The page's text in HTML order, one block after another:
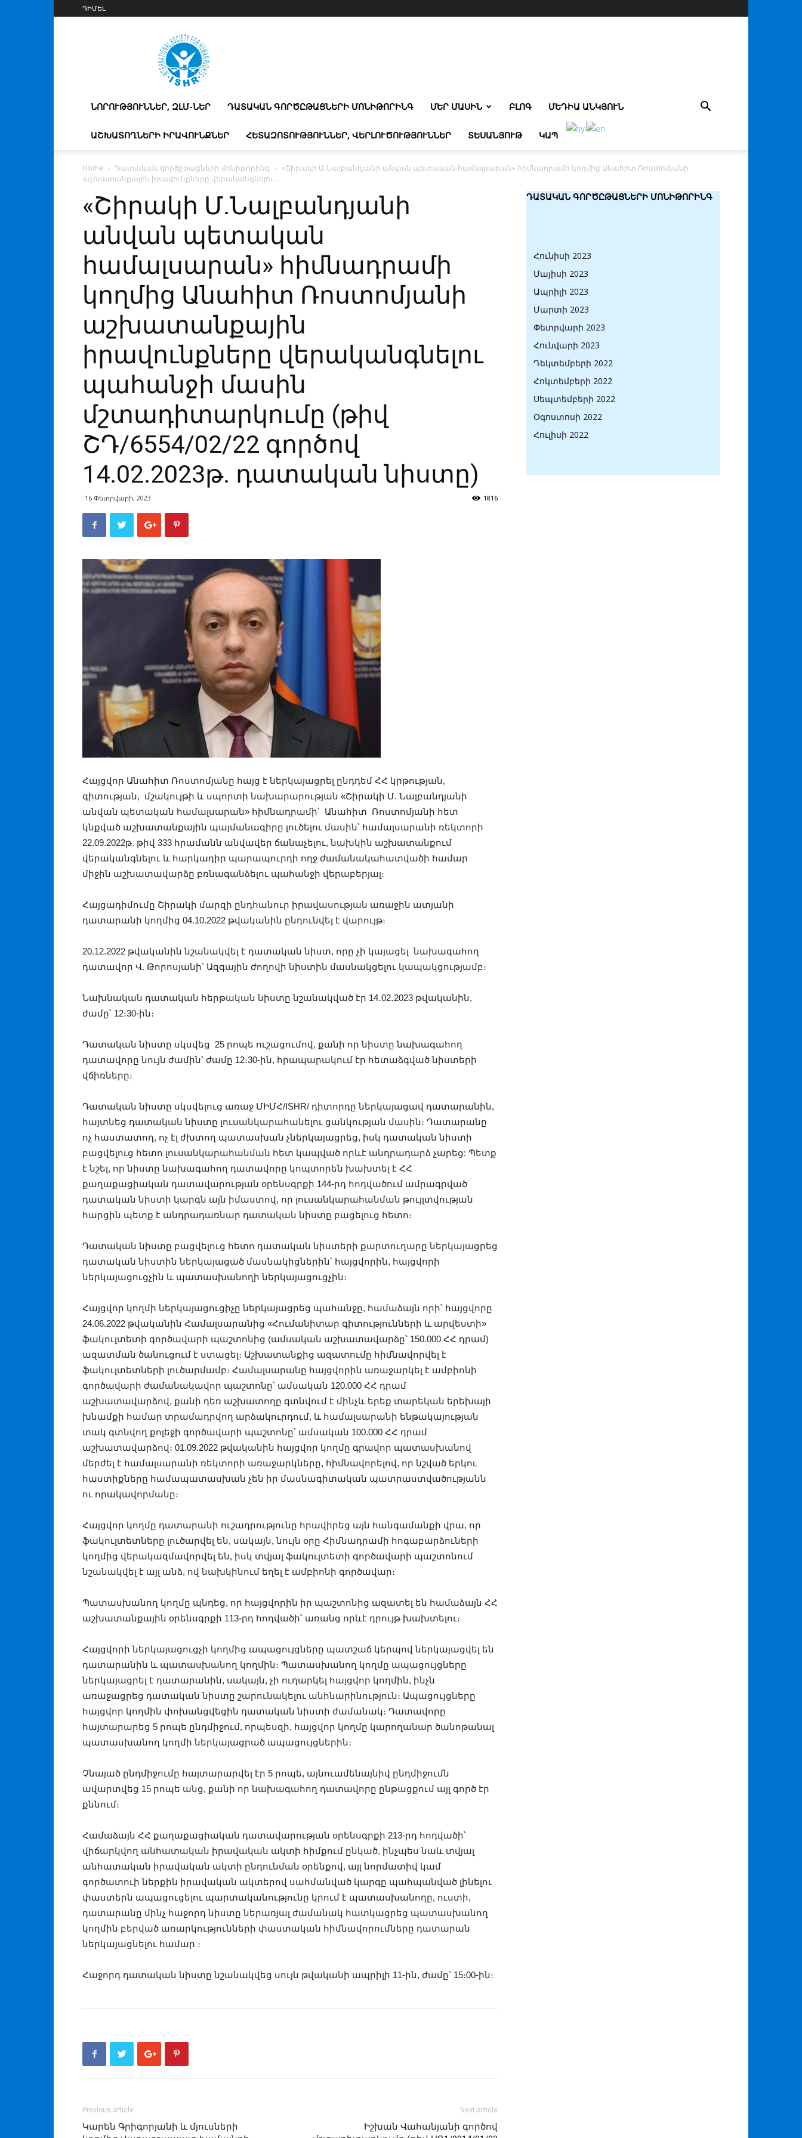
ԴԻՄԵԼ
ՆՈՐՈՒԹՅՈՒՆՆԵՐ, ԶԼՄ-ՆԵՐ ԴԱՏԱԿԱՆ ԳՈՐԾԸԹԱՑՆԵՐԻ ՄՈՆԻԹՈՐԻՆԳ ՄԵՐ ՄԱՍԻՆ ԲԼՈԳ ՄԵԴԻԱ ԱՆԿՅՈՒՆ
ԱՇԽԱՏՈՂՆԵՐԻ ԻՐԱՎՈՒՆՔՆԵՐ ՀԵՏԱԶՈՏՈՒԹՅՈՒՆՆԵՐ, ՎԵՐԼՈՒԾՈՒԹՅՈՒՆՆԵՐ ՏԵՍԱՆՅՈՒԹ ԿԱՊ
Home Դատական գործըթացների մոնիթորինգ
«Շիրակի Մ.Նալբանդյանի անվան պետական համալսարան» հիմնադրամի կողմից Անահիտ Ռոստոմյանի
աշխատանքային իրավունքները վերականգնելու...
«Շիրակի Մ.Նալբանդյանի
անվան պետական
համալսարան» հիմնադրամի
կողմից Անահիտ Ռոստոմյանի
աշխատանքային
իրավունքները վերականգնելու
պահանջի մասին
մշտադիտարկումը (թիվ
ՇԴ/6554/02/22 գործով
14.02.2023թ. դատական նիստը)
16 Փետրվարի, 2023 1816
Հայցվոր Անահիտ Ռոստոմյանը հայց է ներկայացրել ընդդեմ ՀՀ կրթության,
գիտության, մշակույթի և սպորտի նախարարության «Շիրակի Մ. Նալբանդյանի
անվան պետական համալսարան» հիմնադրամի՝ Անահիտ Ռոստոմյանի հետ
կնքված աշխատանքային պայմանագիրը լուծելու մասին՝ համալսարանի ռեկտորի
22.09.2022թ. թիվ 333 հրամանն անվավեր ճանաչելու, նախկին աշխատանքում
վերականգնելու և հարկադիր պարապուրդի ողջ ժամանակահատվածի համար
միջին աշխատավարձը բռնագանձելու պահանջի վերաբերյալ։
Հայցադիմումը Շիրակի մարզի ընդհանուր իրավասության առաջին ատյանի
դատարանի կողմից 04.10.2022 թվականին ընդունվել է վարույթ։
20.12.2022 թվականին նշանակվել է դատական նիստ, որը չի կայացել նախագահող
դատավոր Վ. Թորոսյանի՝ Ազգային ժողովի նիստին մասնակցելու կապակցությամբ։
Նախնական դատական հերթական նիստը նշանակված էր 14․02․2023 թվականին,
ժամը՝ 12։30-ին։
Դատական նիստը սկսվեց 25 րոպե ուշացումով, քանի որ նիստը նախագահող
դատավորը նույն ժամին՝ ժամը 12։30-ին, հրապարակում էր հետաձգված նիստերի
վճիռները։
Դատական նիստը սկսվելուց առաջ ՄԻՄՀ/ISHR/ դիտորդը ներկայացավ դատարանին,
հայտնեց դատական նիստը լուսանկարահանելու ցանկության մասին։ Դատարանը
ոչ հաստատող, ոչ էլ ժխտող պատասխան չներկայացրեց, իսկ դատական նիստի
բացվելուց հետո լուսանկարահանման հետ կապված որևէ անդրադարձ չարեց: Պետք
է նշել, որ նիստը նախագահող դատավորը կոպտորեն խախտել է ՀՀ
քաղաքացիական դատավարության օրենսգրքի 144-րդ հոդվածում ամրագրված
դատական նիստի կարգն այն իմաստով, որ լուսանկարահանման թույլտվության
հարցին պետք է անդրադառնար դատական նիստը բացելուց հետո։
Դատական նիստը բացվելուց հետո դատական նիստերի քարտուղարը ներկայացրեց
դատական նիստին ներկայացած մասնակիցներին՝ հայցվորին, հայցվորի
ներկայացուցչին և պատասխանողի ներկայացուցչին։
Հայցվոր կողմի ներկայացուցիչը ներկայացրեց պահանջը, համաձայն որի՝ հայցվորը
24.06.2022 թվականին Համալսարանից «Հումանիտար գիտությունների և արվեստի»
ֆակուլտետի գործավարի պաշտոնից (ամսական աշխատավարձը՝ 150.000 ՀՀ դրամ)
ազատման ծանուցում է ստացել։ Աշխատանքից ազատումը հիմնավորվել է
ֆակուլտետների լուծարմամբ։ Համալսարանը հայցվորին առաջարկել է ամբիոնի
գործավարի ժամանակավոր պաշտոնը՝ ամսական 120.000 ՀՀ դրամ
աշխատավարձով, քանի դեռ աշխատողը գտնվում է մինչև երեք տարեկան երեխայի
խնամքի համար տրամադրվող արձակուրդում, և համալսարանի ենթակայության
տակ գտնվող քոլեջի գործավարի պաշտոնը՝ ամսական 100.000 ՀՀ դրամ
աշխատավարձով։ 01.09.2022 թվականին հայցվոր կողմը գրավոր պատասխանով
մերժել է համալսարանի ռեկտորի առաջարկները, հիմնավորելով, որ նշված երկու
հաստիքները համապատասխան չեն իր մասնագիտական պատրաստվածությանն
ու որակավորմանը։
Հայցվոր կողմը դատարանի ուշադրությունը հրավիրեց այն հանգամանքի վրա, որ
ֆակուլտետները լուծարվել են, սակայն, նույն օրը Հիմնադրամի հոգաբարձուների
կողմից վերակազմավորվել են, իսկ տվյալ ֆակուլտետի գործավարի պաշտոնում
նշանակվել է այլ անձ, ով նախկինում եղել է ամբիոնի գործավար։
Պատասխանող կողմը պնդեց, որ հայցվորին իր պաշտոնից ազատել են համաձայն ՀՀ
աշխատանքային օրենսգրքի 113-րդ հոդվածի՝ առանց որևէ դրույթ խախտելու։
Հայցվորի ներկայացուցչի կողմից ապացույցները պատշաճ կերպով ներկայացվել են
դատարանին և պատասխանող կողմին։ Պատասխանող կողմը ապացույցները
ներկայացրել է դատարանին, սակայն, չի ուղարկել հայցվոր կողմին, ինչն
առաջացրեց դատական նիստը շարունակելու անհնարինություն։ Ապացույցները
հայցվոր կողմին փոխանցվեցին դատական նիստի ժամանակ։ Դատավորը
հայտարարեց 5 րոպե ընդմիջում, որպեսզի, հայցվոր կողմը կարողանար ծանոթանալ
պատասխանող կողմի ներկայացրած ապացույցներին։
Չնայած ընդմիջումը հայտարարվել էր 5 րոպե, այնուամենայնիվ ընդմիջումն
ավարտվեց 15 րոպե անց, քանի որ նախագահող դատավորը ընթացքում այլ գործ էր
քննում։
Համաձայն ՀՀ քաղաքացիական դատավարության օրենսգրքի 213-րդ հոդվածի՝
վիճարկվող անհատական իրավական ակտի հիմքում ընկած, ինչպես նաև տվյալ
անհատական իրավական ակտի ընդունման օրենքով, այլ նորմատիվ կամ
գործատուի ներքին իրավական ակտերով սահմանված կարգը պահպանված լինելու
փաստերն ապացուցելու պարտականությունը կրում է պատասխանողը, ուստի,
դատարանը մինչ հաջորդ նիստը ներառյալ ժամանակ հատկացրեց պատասխանող
կողմին բերված առարկությունների փաստական հիմնավորումները դատարան
ներկայացնելու համար ։
Հաջորդ դատական նիստը նշանակվեց սույն թվականի ապրիլի 11-ին, ժամը՝ 15։00-ին։
Previous article
Կարեն Գրիգորյանի և մյուսների
Next article
Իշխան Վահանյանի գործով
ԴԱՏԱԿԱՆ ԳՈՐԾԸԹԱՑՆԵՐԻ ՄՈՆԻԹՈՐԻՆԳ
Հունիսի 2023
Մայիսի 2023
Ապրիլի 2023
Մարտի 2023
Փետրվարի 2023
Հունվարի 2023
Դեկտեմբերի 2022
Հոկտեմբերի 2022
Սեպտեմբերի 2022
Օգոստոսի 2022
Հուլիսի 2022